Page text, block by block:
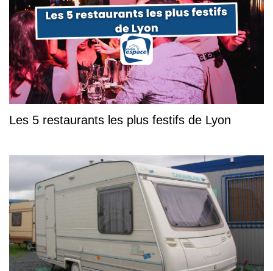
Les 5 restaurants les plus festifs de Lyon